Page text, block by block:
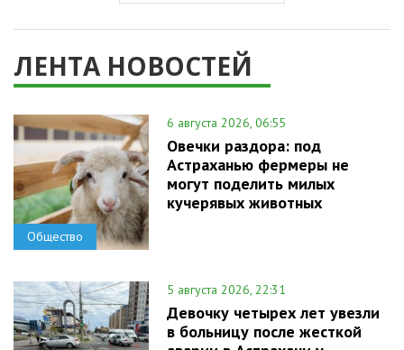
ЛЕНТА НОВОСТЕЙ
Общество
6 августа 2026, 06:55
Овечки раздора: под
Астраханью фермеры не
могут поделить милых
кучерявых животных
5 августа 2026, 22:31
Девочку четырех лет увезли
в больницу после жесткой